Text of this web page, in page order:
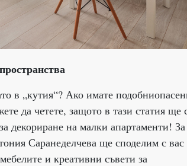
в „кутия“? Ако имате
да четете, защото в тази статия ще
декориране на малки апартаменти! За
Саранеделчева ще споделим с вас
и креативни съвети за